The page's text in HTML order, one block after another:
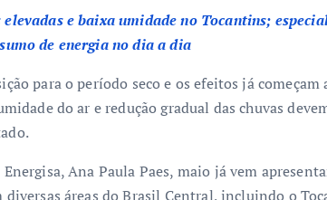
e baixa umidade no Tocantins;
de energia no dia a dia
para o período seco e os efeitos já começam
do ar e redução gradual das chuvas
Ana Paula Paes, maio já vem
áreas do Brasil Central, incluindo o